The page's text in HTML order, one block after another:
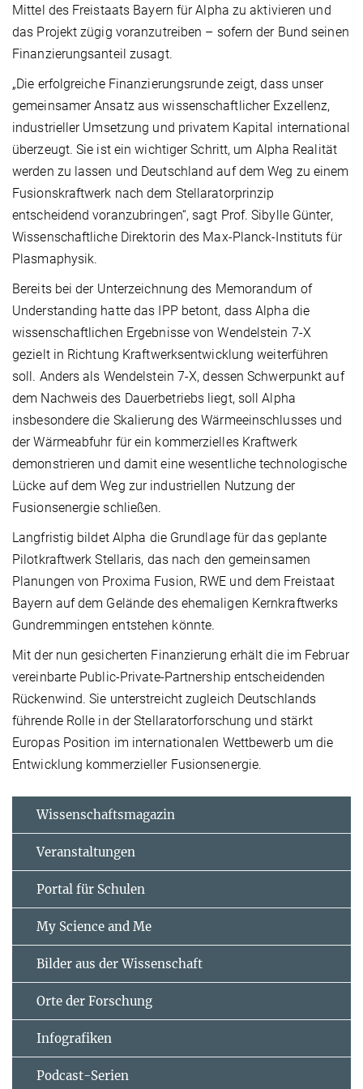
Mittel des Freistaats Bayern für Alpha zu aktivieren und
das Projekt zügig voranzutreiben – sofern der Bund seinen
Finanzierungsanteil zusagt.
„Die erfolgreiche Finanzierungsrunde zeigt, dass unser
gemeinsamer Ansatz aus wissenschaftlicher Exzellenz,
industrieller Umsetzung und privatem Kapital international
überzeugt. Sie ist ein wichtiger Schritt, um Alpha Realität
werden zu lassen und Deutschland auf dem Weg zu einem
Fusionskraftwerk nach dem Stellaratorprinzip
entscheidend voranzubringen“, sagt Prof. Sibylle Günter,
Wissenschaftliche Direktorin des Max-Planck-Instituts für
Plasmaphysik.
Bereits bei der Unterzeichnung des Memorandum of
Understanding hatte das IPP betont, dass Alpha die
wissenschaftlichen Ergebnisse von Wendelstein 7-X
gezielt in Richtung Kraftwerksentwicklung weiterführen
soll. Anders als Wendelstein 7-X, dessen Schwerpunkt auf
dem Nachweis des Dauerbetriebs liegt, soll Alpha
insbesondere die Skalierung des Wärmeeinschlusses und
der Wärmeabfuhr für ein kommerzielles Kraftwerk
demonstrieren und damit eine wesentliche technologische
Lücke auf dem Weg zur industriellen Nutzung der
Fusionsenergie schließen.
Langfristig bildet Alpha die Grundlage für das geplante
Pilotkraftwerk Stellaris, das nach den gemeinsamen
Planungen von Proxima Fusion, RWE und dem Freistaat
Bayern auf dem Gelände des ehemaligen Kernkraftwerks
Gundremmingen entstehen könnte.
Mit der nun gesicherten Finanzierung erhält die im Februar
vereinbarte Public-Private-Partnership entscheidenden
Rückenwind. Sie unterstreicht zugleich Deutschlands
führende Rolle in der Stellaratorforschung und stärkt
Europas Position im internationalen Wettbewerb um die
Entwicklung kommerzieller Fusionsenergie.
Wissenschaftsmagazin
Veranstaltungen
Portal für Schulen
My Science and Me
Bilder aus der Wissenschaft
Orte der Forschung
Infografiken
Podcast-Serien